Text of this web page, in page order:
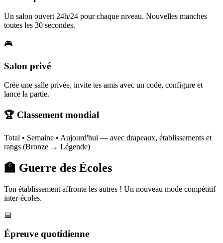
Un salon ouvert 24h/24 pour chaque niveau. Nouvelles manches
toutes les 30 secondes.
🎮
Salon privé
Crée une salle privée, invite tes amis avec un code, configure et
lance la partie.
🏆 Classement mondial
Total • Semaine • Aujourd'hui — avec drapeaux, établissements et
rangs (Bronze → Légende)
🏫 Guerre des Écoles
Ton établissement affronte les autres ! Un nouveau mode compétitif
inter-écoles.
📅
Épreuve quotidienne